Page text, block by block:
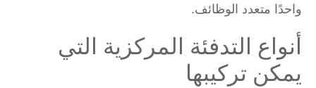
واحدًا متعدد الوظائف.
أنواع التدفئة المركزية التي
يمكن تركيبها